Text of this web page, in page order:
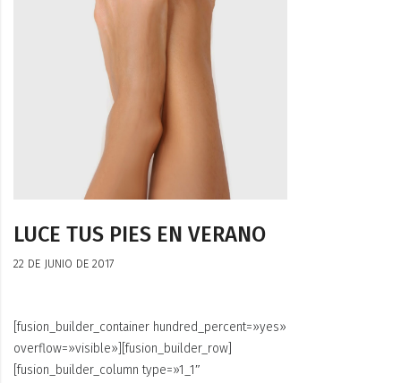
LUCE TUS PIES EN VERANO
22 DE JUNIO DE 2017
[fusion_builder_container hundred_percent=»yes»
overflow=»visible»][fusion_builder_row]
[fusion_builder_column type=»1_1″